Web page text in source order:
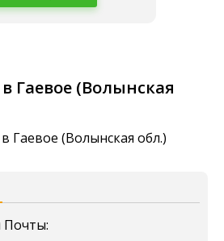
Гаевое (Волынская
Гаевое (Волынская обл.)
Почты: